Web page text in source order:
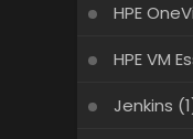
HPE
HPE VM
Jenkins